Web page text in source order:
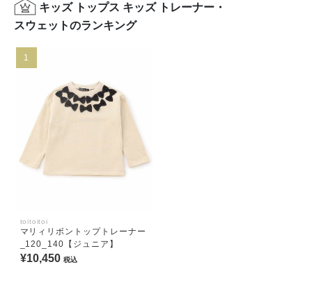
キッズ トップス キッズ トレーナー・
スウェットのランキング
1
toitoitoi
マリィリボントップトレーナー
_120_140【ジュニア】
¥10,450 税込